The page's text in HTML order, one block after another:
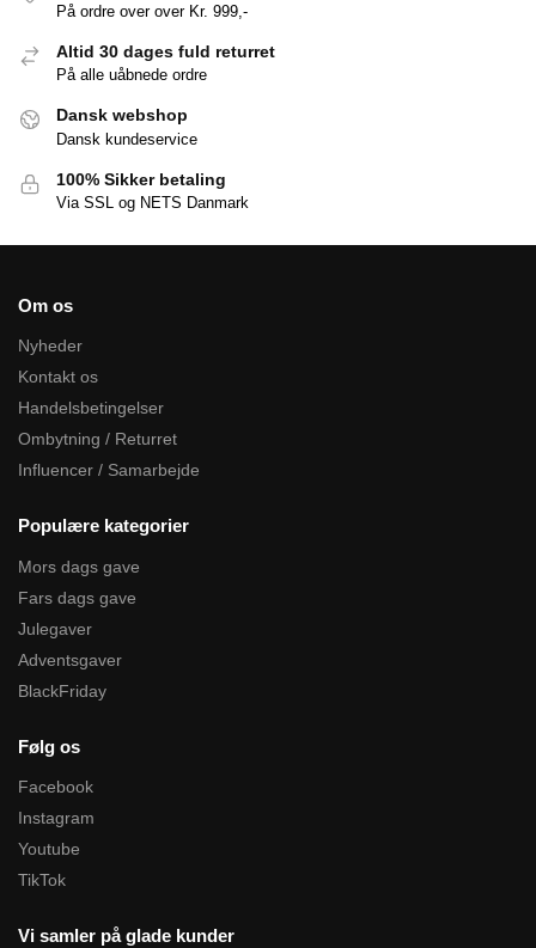
På ordre over over Kr. 999,-
Altid 30 dages fuld returret
På alle uåbnede ordre
Dansk webshop
Dansk kundeservice
100% Sikker betaling
Via SSL og NETS Danmark
Om os
Nyheder
Kontakt os
Handelsbetingelser
Ombytning / Returret
Influencer / Samarbejde
Populære kategorier
Mors dags gave
Fars dags gave
Julegaver
Adventsgaver
BlackFriday
Følg os
Facebook
Instagram
Youtube
TikTok
Vi samler på glade kunder